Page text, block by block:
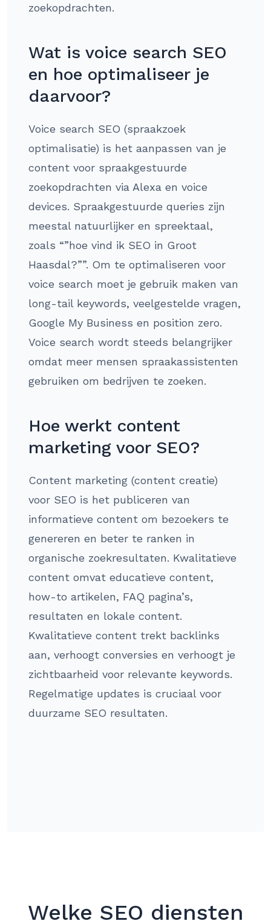
zoekopdrachten.
Wat is voice search SEO
en hoe optimaliseer je
daarvoor?
Voice search SEO (spraakzoek
optimalisatie) is het aanpassen van je
content voor spraakgestuurde
zoekopdrachten via Alexa en voice
devices. Spraakgestuurde queries zijn
meestal natuurlijker en spreektaal,
zoals “”hoe vind ik SEO in Groot
Haasdal?””. Om te optimaliseren voor
voice search moet je gebruik maken van
long-tail keywords, veelgestelde vragen,
Google My Business en position zero.
Voice search wordt steeds belangrijker
omdat meer mensen spraakassistenten
gebruiken om bedrijven te zoeken.
Hoe werkt content
marketing voor SEO?
Content marketing (content creatie)
voor SEO is het publiceren van
informatieve content om bezoekers te
genereren en beter te ranken in
organische zoekresultaten. Kwalitatieve
content omvat educatieve content,
how-to artikelen, FAQ pagina’s,
resultaten en lokale content.
Kwalitatieve content trekt backlinks
aan, verhoogt conversies en verhoogt je
zichtbaarheid voor relevante keywords.
Regelmatige updates is cruciaal voor
duurzame SEO resultaten.
Welke SEO diensten